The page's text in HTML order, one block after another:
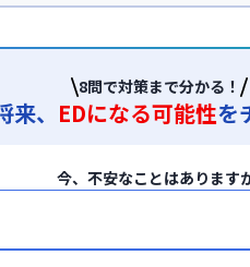
本形成外科学会
日本美容外科学会(JSAPS)
8問で対策まで分かる！
来、 EDになる可能性を
今、不安なことはあります